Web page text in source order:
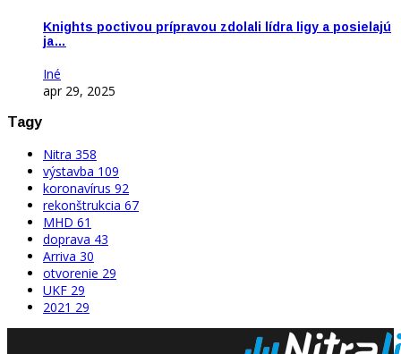
Knights poctivou prípravou zdolali lídra ligy a posielajú
ja…
Iné
apr 29, 2025
Tagy
Nitra 358
výstavba 109
koronavírus 92
rekonštrukcia 67
MHD 61
doprava 43
Arriva 30
otvorenie 29
UKF 29
2021 29